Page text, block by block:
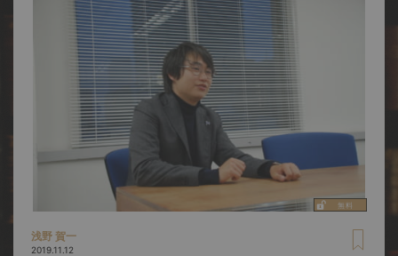
浅野 賀一
2019.11.12